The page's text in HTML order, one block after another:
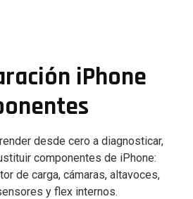
iPhone
desde cero a diagnosticar,
componentes de iPhone:
de carga, cámaras, altavoces,
y flex internos.